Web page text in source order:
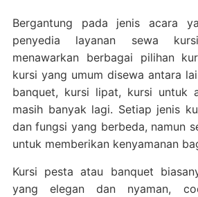
Bergantung pada jenis acara
penyedia layanan sewa
menawarkan berbagai pilihan
kursi yang umum disewa antara
banquet, kursi lipat, kursi untuk
masih banyak lagi. Setiap jenis
dan fungsi yang berbeda, namun
untuk memberikan kenyamanan
Kursi pesta atau banquet
yang elegan dan nyaman,